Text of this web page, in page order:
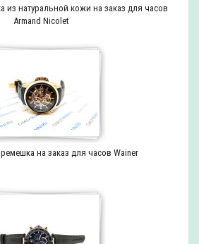
из натуральной кожи на заказ для часов
Armand Nicolet
на заказ для часов Wainer